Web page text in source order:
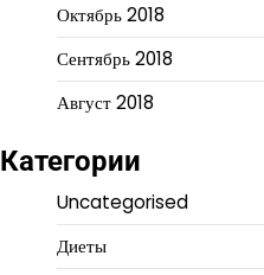
Октябрь 2018
Сентябрь 2018
Август 2018
Категории
Uncategorised
Диеты